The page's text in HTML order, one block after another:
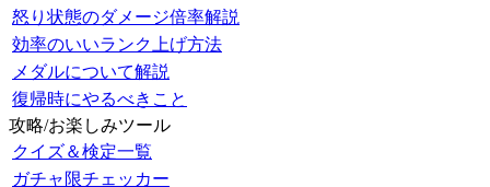
怒り状態のダメージ倍率解説
効率のいいランク上げ方法
メダルについて解説
復帰時にやるべきこと
攻略/お楽しみツール
クイズ＆検定一覧
ガチャ限チェッカー